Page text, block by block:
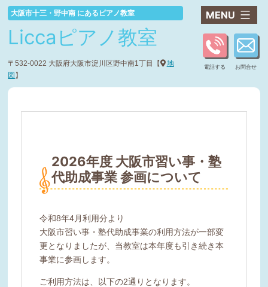
コ
ン
テ
ン
ツ
へ
大阪市十三・野中南 にあるピアノ教室
Liccaピアノ教室
〒532-0022 大阪府大阪市淀川区野中南1丁目【
地
図】
電話する お問合せ
2026年度 大阪市習い事・塾
代助成事業 参画について
令和8年4月利用分より
大阪市習い事・塾代助成事業の利用方法が一部変
更となりましたが、当教室は本年度も引き続き本
事業に参画します。
ご利用方法は、以下の2通りとなります。